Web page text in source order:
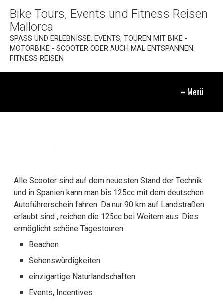
Bike Tours, Events und Fitness Reisen
Mallorca
SPASS UND ERLEBNISSE: EVENTS, TOUREN MIT BIKE -
MOTORBIKE - SCOOTER ODER AUCH MAL ENTSPANNEN:
FITNESS REISEN
≡ Menü
Alle Scooter sind auf dem neuesten Stand der Technik
und in Spanien kann man bis 125cc mit dem deutschen
Autoführerschein fahren. Da nur 90 km auf Landstraßen
erlaubt sind , reichen die 125cc bei Weitem aus. Dies
ermöglicht schöne Tagestouren:
Beachen
Sehenswürdigkeiten
einzigartige Naturlandschaften
Events, Incentives